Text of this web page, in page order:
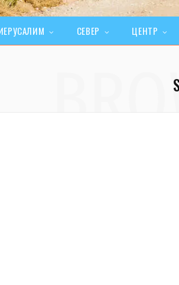
СЕВЕР ЦЕНТР